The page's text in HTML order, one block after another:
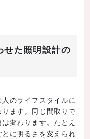
た照明設計の
のライフスタイルに
ます。同じ間取りで
変わります。たとえ
に明るさを変えられ